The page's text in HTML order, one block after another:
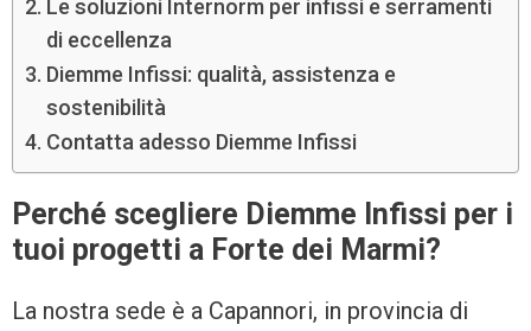
Le soluzioni Internorm per infissi e serramenti
di eccellenza
Diemme Infissi: qualità, assistenza e
sostenibilità
Contatta adesso Diemme Infissi
Perché scegliere Diemme Infissi per i
tuoi progetti a Forte dei Marmi?
La nostra sede è a Capannori, in provincia di